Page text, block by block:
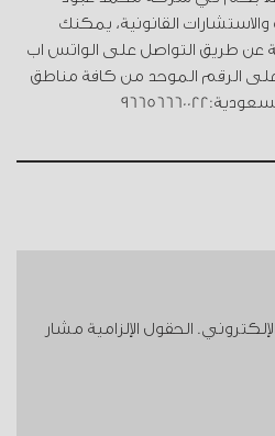
القانونية، يمكنك
عن طريق التواصل على الواتس اب
على الرقم الموحد من كافة مناطق
الحقول الإلزامية مشار